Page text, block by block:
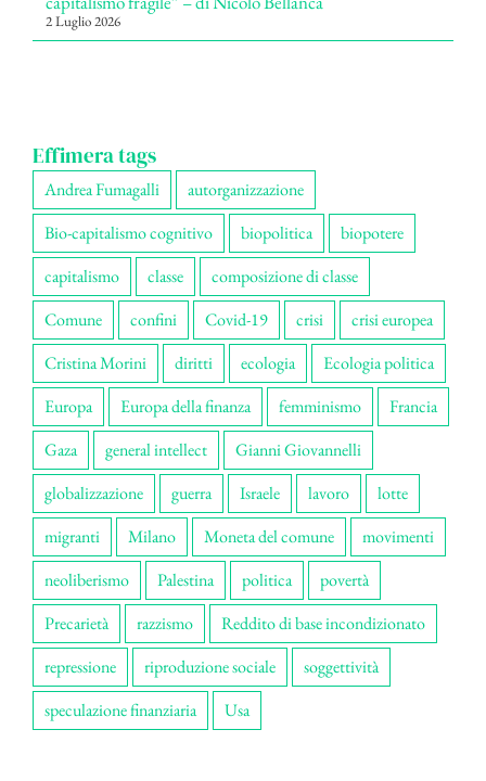
2 Luglio 2026
Effimera tags
Andrea Fumagalli
autorganizzazione
Bio-capitalismo cognitivo
biopolitica
biopotere
capitalismo
classe
composizione di classe
Comune
confini Covid-19 crisi
crisi europea
Cristina Morini
diritti ecologia
Ecologia politica
Europa
Europa della finanza femminismo
Francia
Gaza
general intellect
Gianni Giovannelli
globalizzazione
guerra Israele lavoro
lotte
migranti
Milano Moneta del comune
movimenti
neoliberismo
Palestina politica
povertà
Precarietà
razzismo
Reddito di base incondizionato
repressione
riproduzione sociale
soggettività
speculazione finanziaria
Usa